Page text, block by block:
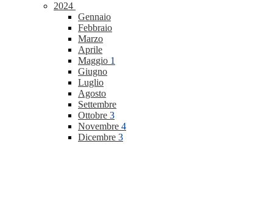
2024
Gennaio
Febbraio
Marzo
Aprile
Maggio 1
Giugno
Luglio
Agosto
Settembre
Ottobre 3
Novembre 4
Dicembre 3